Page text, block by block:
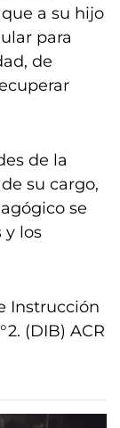
a su hijo
para
de
de la
su cargo,
se
y los
Instrucción
(DIB) ACR